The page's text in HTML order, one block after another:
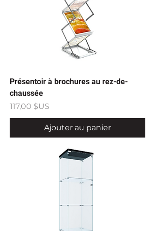
Présentoir à brochures au rez-de-
chaussée
Prix
117,00 $US
Ajouter au panier